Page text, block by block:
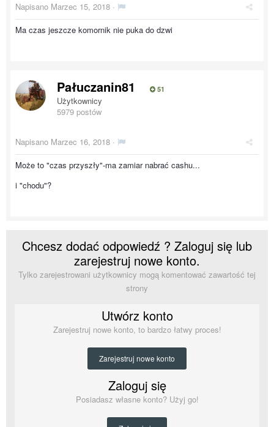
Napisano Marzec 15, 2018 ·
Ma czas jeszcze komornik nie puka do dzwi
Pałuczanin81 51
Użytkownicy
5979 postów
Napisano Marzec 16, 2018 ·
Może to "czas przyszły"-ma zamiar nabrać cashu...
i "chodu"?
Chcesz dodać odpowiedź ? Zaloguj się lub
zarejestruj nowe konto.
Tylko zarejestrowani użytkownicy mogą komentować zawartość tej
strony
Utwórz konto
Zarejestruj nowe konto, to bardzo łatwy proces!
Zarejestruj nowe konto
Zaloguj się
Posiadasz własne konto? Użyj go!